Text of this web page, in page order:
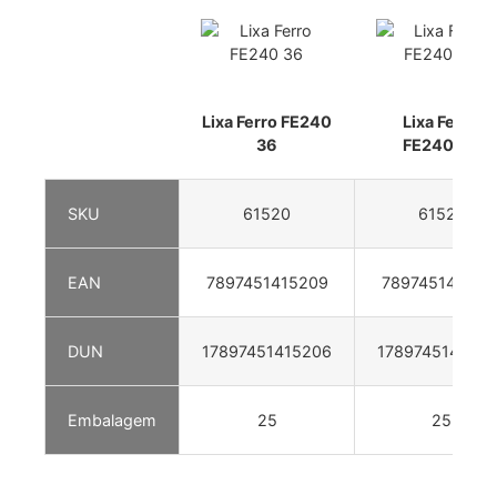
Lixa Ferro FE240
36
Lixa Ferro
FE240 40
SKU 61520 61521
EAN 7897451415209
DUN 17897451415206
Embalagem 25 25